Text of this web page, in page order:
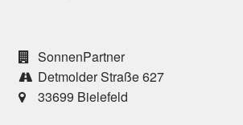
SonnenPartner
Detmolder Straße 627
33699 Bielefeld